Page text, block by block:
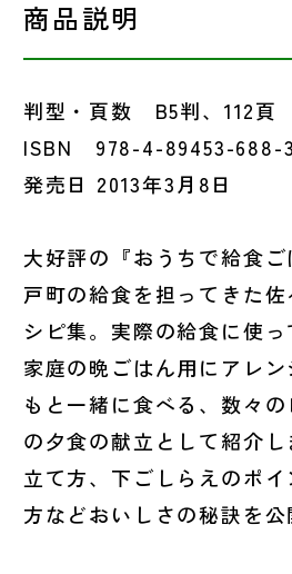
商品説明
判型・頁数 B5判、112頁
ISBN 978-4-89453-688-3
発売日 2013年3月8日
大好評の『おうちで給食
戸町の給食を担ってきた
シピ集。実際の給食に使
家庭の晩ごはん用にアレ
もと一緒に食べる、数々
の夕食の献立として紹介
立て方、下ごしらえのポ
方などおいしさの秘訣を公